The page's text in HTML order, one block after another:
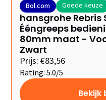
Bol.com Goede keuze
hansgrohe
Ééngreeps
80mm maat -
Zwart
Prijs: €83,56
Rating: 5.0/5
Bekijk